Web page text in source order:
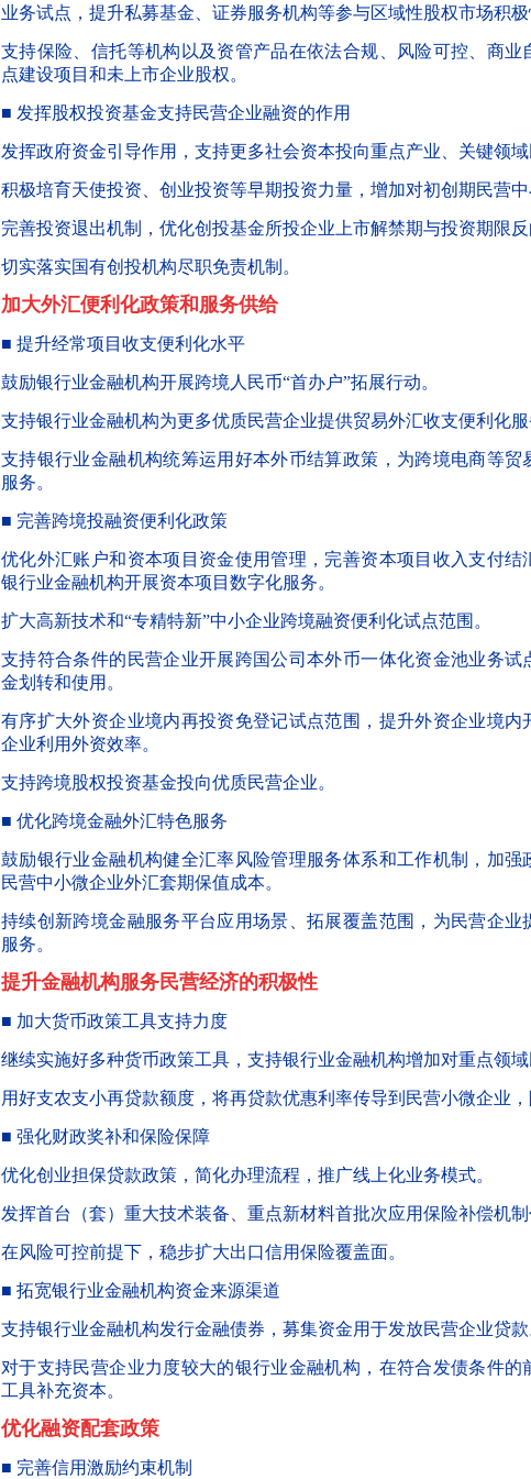
业务试点，提升私募基金、证券服务机构等参与区域性股权市场积极
支持保险、信托等机构以及资管产品在依法合规、风险可控、商
点建设项目和未上市企业股权。
■ 发挥股权投资基金支持民营企业融资的作用
发挥政府资金引导作用，支持更多社会资本投向重点产业、关键领域
积极培育天使投资、创业投资等早期投资力量，增加对初创期民营中
完善投资退出机制，优化创投基金所投企业上市解禁期与投资期限反
切实落实国有创投机构尽职免责机制。
加大外汇便利化政策和服务供给
■ 提升经常项目收支便利化水平
鼓励银行业金融机构开展跨境人民币“首办户”拓展行动。
支持银行业金融机构为更多优质民营企业提供贸易外汇收支便利化服
支持银行业金融机构统筹运用好本外币结算政策，为跨境电商等
服务。
■ 完善跨境投融资便利化政策
优化外汇账户和资本项目资金使用管理，完善资本项目收入支付结
银行业金融机构开展资本项目数字化服务。
扩大高新技术和“专精特新”中小企业跨境融资便利化试点范围。
支持符合条件的民营企业开展跨国公司本外币一体化资金池业务试
金划转和使用。
有序扩大外资企业境内再投资免登记试点范围，提升外资企业境
企业利用外资效率。
支持跨境股权投资基金投向优质民营企业。
■ 优化跨境金融外汇特色服务
鼓励银行业金融机构健全汇率风险管理服务体系和工作机制，加强
民营中小微企业外汇套期保值成本。
持续创新跨境金融服务平台应用场景、拓展覆盖范围，为民营企
服务。
提升金融机构服务民营经济的积极性
■ 加大货币政策工具支持力度
继续实施好多种货币政策工具，支持银行业金融机构增加对重点领域
用好支农支小再贷款额度，将再贷款优惠利率传导到民营小微企业
■ 强化财政奖补和保险保障
优化创业担保贷款政策，简化办理流程，推广线上化业务模式。
发挥首台（套）重大技术装备、重点新材料首批次应用保险补偿机制
在风险可控前提下，稳步扩大出口信用保险覆盖面。
■ 拓宽银行业金融机构资金来源渠道
支持银行业金融机构发行金融债券，募集资金用于发放民营企业贷款
对于支持民营企业力度较大的银行业金融机构，在符合发债条件
工具补充资本。
优化融资配套政策
■ 完善信用激励约束机制